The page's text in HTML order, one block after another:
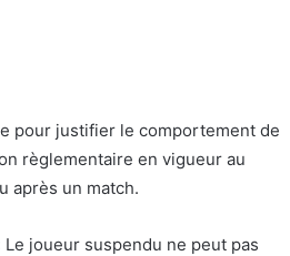
pour justifier le comportement de
règlementaire en vigueur au
après un match.
joueur suspendu ne peut pas